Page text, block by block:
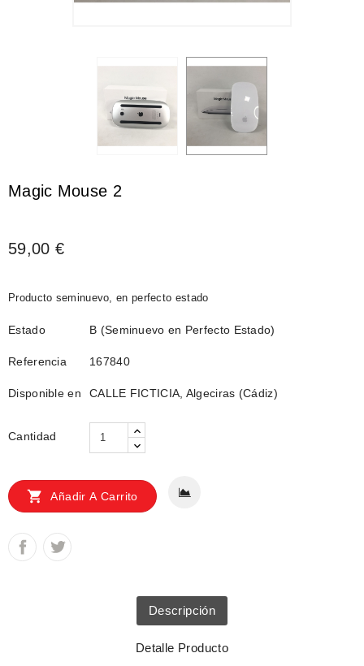
Magic Mouse 2
59,00 €
Producto seminuevo, en perfecto estado
Estado B (Seminuevo en Perfecto Estado)
Referencia 167840
Disponible en CALLE FICTICIA, Algeciras (Cádiz)
Cantidad
 Añadir A Carrito
Descripción
Detalle Producto